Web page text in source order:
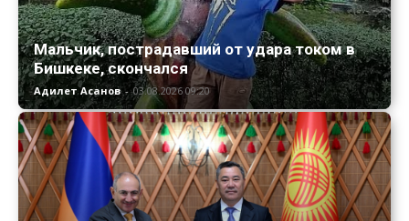
Мальчик, пострадавший от удара током в
Бишкеке, скончался
Адилет Асанов - 03.08.2026 09:20